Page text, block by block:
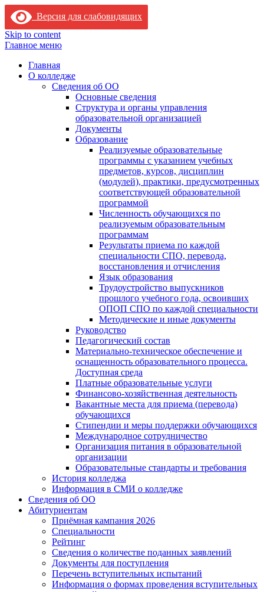
Версия для слабовидящих
Skip to content
Главное меню
Главная
О колледже
Сведения об ОО
Основные сведения
Структура и органы управления
образовательной организацией
Документы
Образование
Реализуемые образовательные
программы с указанием учебных
предметов, курсов, дисциплин
(модулей), практики, предусмотренных
соответствующей образовательной
программой
Численность обучающихся по
реализуемым образовательным
программам
Результаты приема по каждой
специальности СПО, перевода,
восстановления и отчисления
Язык образования
Трудоустройство выпускников
прошлого учебного года, освоивших
ОПОП СПО по каждой специальности
Методические и иные документы
Руководство
Педагогический состав
Материально-техническое обеспечение и
оснащенность образовательного процесса.
Доступная среда
Платные образовательные услуги
Финансово-хозяйственная деятельность
Вакантные места для приема (перевода)
обучающихся
Стипендии и меры поддержки обучающихся
Международное сотрудничество
Организация питания в образовательной
организации
Образовательные стандарты и требования
История колледжа
Информация в СМИ о колледже
Сведения об ОО
Абитуриентам
Приёмная кампания 2026
Специальности
Рейтинг
Сведения о количестве поданных заявлений
Документы для поступления
Перечень вступительных испытаний
Информация о формах проведения вступительных